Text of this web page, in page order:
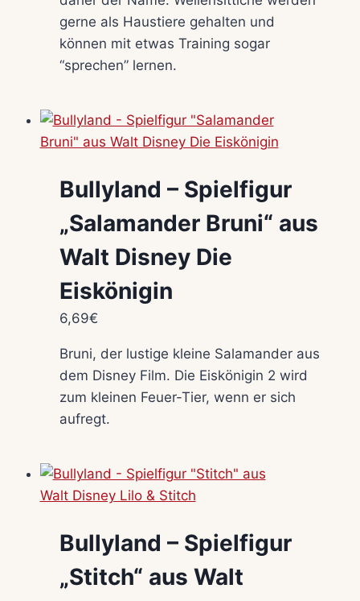
gerne als Haustiere gehalten und
können mit etwas Training sogar
“sprechen” lernen.
Bullyland – Spielfigur
„Salamander Bruni“ aus
Walt Disney Die
Eiskönigin
6,69€
Bruni, der lustige kleine Salamander aus
dem Disney Film. Die Eiskönigin 2 wird
zum kleinen Feuer-Tier, wenn er sich
aufregt.
Bullyland – Spielfigur
„Stitch“ aus Walt